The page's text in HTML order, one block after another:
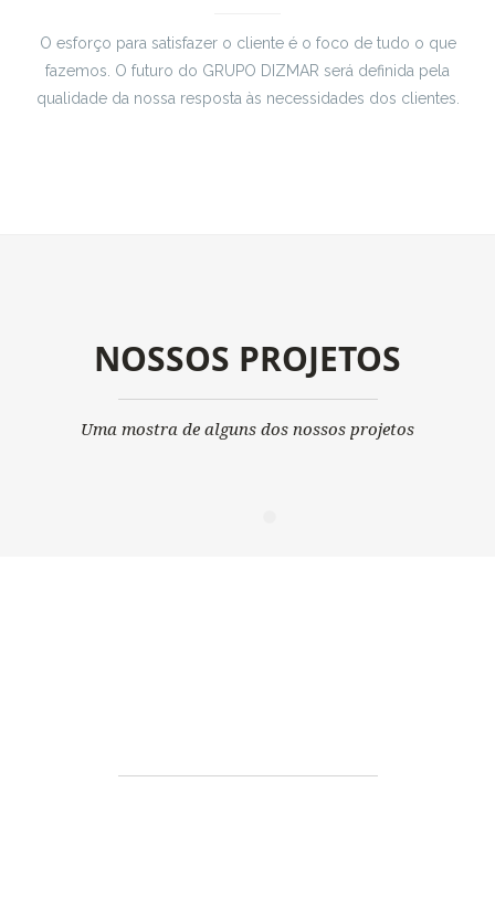
O esforço para satisfazer o cliente é o foco de tudo o que
fazemos. O futuro do GRUPO DIZMAR será definida pela
qualidade da nossa resposta às necessidades dos clientes.
NOSSOS PROJETOS
Uma mostra de alguns dos nossos projetos